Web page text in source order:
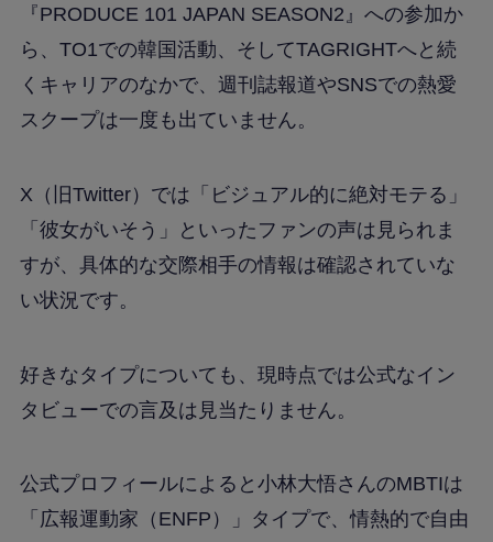
『PRODUCE 101 JAPAN SEASON2』への参加か
ら、TO1での韓国活動、そしてTAGRIGHTへと続
くキャリアのなかで、週刊誌報道やSNSでの熱愛
スクープは一度も出ていません。
X（旧Twitter）では「ビジュアル的に絶対モテる」
「彼女がいそう」といったファンの声は見られま
すが、具体的な交際相手の情報は確認されていな
い状況です。
好きなタイプについても、現時点では公式なイン
タビューでの言及は見当たりません。
公式プロフィールによると小林大悟さんのMBTIは
「広報運動家（ENFP）」タイプで、情熱的で自由